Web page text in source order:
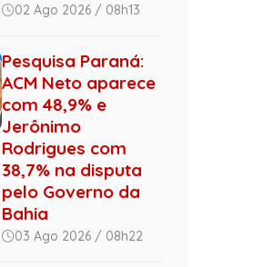
02 Ago 2026 / 08h13
Pesquisa Paraná:
ACM Neto aparece
com 48,9% e
Jerônimo
Rodrigues com
38,7% na disputa
pelo Governo da
Bahia
03 Ago 2026 / 08h22